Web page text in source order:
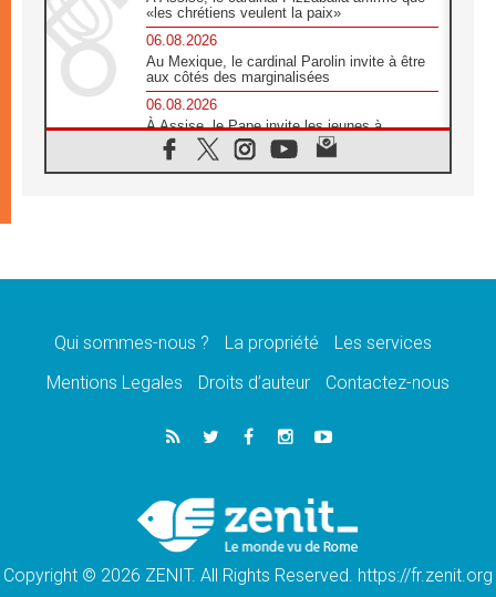
«les chrétiens veulent la paix»
06.08.2026
Au Mexique, le cardinal Parolin invite à être
aux côtés des marginalisées
06.08.2026
À Assise, le Pape invite les jeunes à
«construire la civilisation de l'amour»
05.08.2026
d'entendre ceux qui bénissent la guerre»
Léon XIV au Pérou, une lueur d'espoir pour
05.08.2026
SCEAM: L'Église en Afrique vers
05.08.2026
Le Pape exprime ses condoléances suite au
décès du cardinal Júlio Langa
Qui sommes-nous ? La propriété
Les services
Mentions Legales
Droits d’auteur Contactez-nous
Copyright © 2026 ZENIT. All Rights Reserved. https://fr.zenit.org